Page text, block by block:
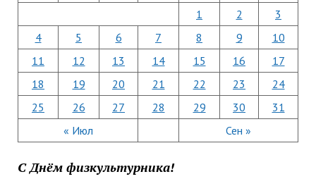
« Июл Сен »
1 2
3
4
5 6 7 8 9
10
11
12 13 14 15 16
17
18
19 20 21 22 23
24
25
26 27 28 29 30 31
С Днём физкультурника!